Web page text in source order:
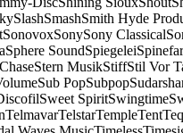
SlashSmashSmith Hyde
SonovoxSonySony Classical
Sphere SoundSpiegelei
Stern MusikStiffStil Vor
Sub PopSubpop
Sweet SpiritSwingtime
TelmavarTelstarTempleTent